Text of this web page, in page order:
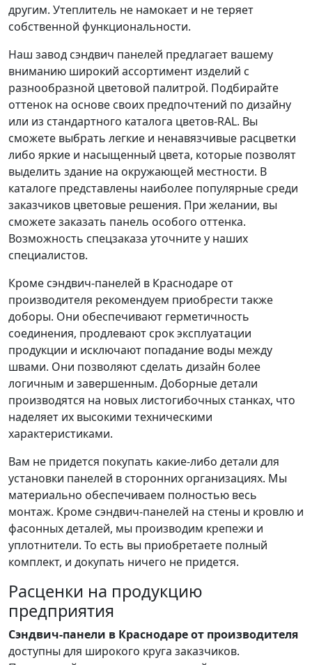
другим. Утеплитель не намокает и не теряет
собственной функциональности.
Наш завод сэндвич панелей предлагает вашему
вниманию широкий ассортимент изделий с
разнообразной цветовой палитрой. Подбирайте
оттенок на основе своих предпочтений по дизайну
или из стандартного каталога цветов-RAL. Вы
сможете выбрать легкие и ненавязчивые расцветки
либо яркие и насыщенный цвета, которые позволят
выделить здание на окружающей местности. В
каталоге представлены наиболее популярные среди
заказчиков цветовые решения. При желании, вы
сможете заказать панель особого оттенка.
Возможность спецзаказа уточните у наших
специалистов.
Кроме сэндвич-панелей в Краснодаре от
производителя рекомендуем приобрести также
доборы. Они обеспечивают герметичность
соединения, продлевают срок эксплуатации
продукции и исключают попадание воды между
швами. Они позволяют сделать дизайн более
логичным и завершенным. Доборные детали
производятся на новых листогибочных станках, что
наделяет их высокими техническими
характеристиками.
Вам не придется покупать какие-либо детали для
установки панелей в сторонних организациях. Мы
материально обеспечиваем полностью весь
монтаж. Кроме сэндвич-панелей на стены и кровлю и
фасонных деталей, мы производим крепежи и
уплотнители. То есть вы приобретаете полный
комплект, и докупать ничего не придется.
Расценки на продукцию
предприятия
Сэндвич-панели в Краснодаре от производителя
доступны для широкого круга заказчиков.